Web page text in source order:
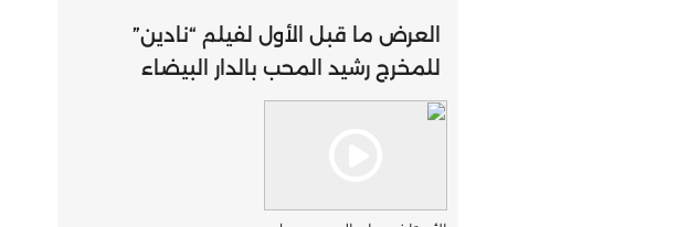
العرض ما قبل الأول لفيلم “نادين”
للمخرج رشيد المحب بالدار البيضاء